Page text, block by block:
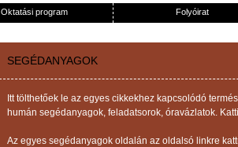
Oktatási program Folyóirat
SEGÉDANYAGOK
Itt tölthetőek le az egyes cikkekhez kapcsolódó
humán segédanyagok, feladatsorok, óravázlatok.
Az egyes segédanyagok oldalán az oldalsó linkre